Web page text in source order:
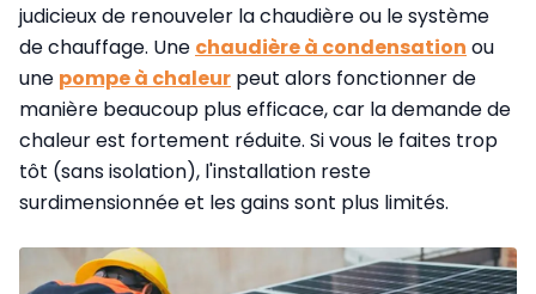
judicieux de renouveler la chaudière ou le système
de chauffage. Une chaudière à condensation ou
une pompe à chaleur peut alors fonctionner de
manière beaucoup plus efficace, car la demande de
chaleur est fortement réduite. Si vous le faites trop
tôt (sans isolation), l'installation reste
surdimensionnée et les gains sont plus limités.